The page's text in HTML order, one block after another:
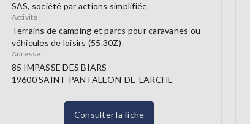
SAS, société par actions simplifiée
Activité :
Terrains de camping et parcs pour caravanes ou
véhicules de loisirs (55.30Z)
Adresse :
85 IMPASSE DES BIARS
19600 SAINT-PANTALEON-DE-LARCHE
Consulter la fiche